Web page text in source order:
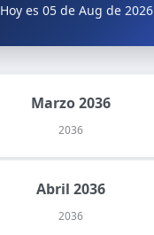
Hoy es 05 de Aug de 2026
Marzo 2036
2036
Abril 2036
2036